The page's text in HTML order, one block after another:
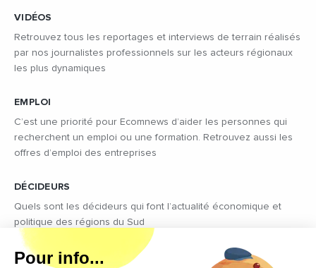
VIDÉOS
Retrouvez tous les reportages et interviews de terrain réalisés
par nos journalistes professionnels sur les acteurs régionaux
les plus dynamiques
EMPLOI
C’est une priorité pour Ecomnews d’aider les personnes qui
recherchent un emploi ou une formation. Retrouvez aussi les
offres d’emploi des entreprises
DÉCIDEURS
Quels sont les décideurs qui font l’actualité économique et
politique des régions du Sud